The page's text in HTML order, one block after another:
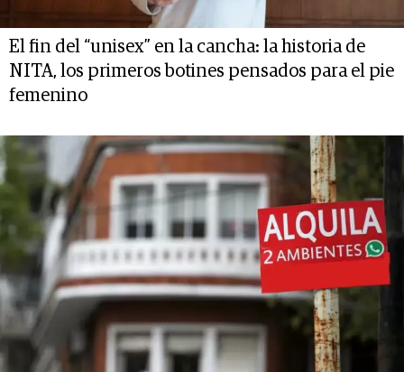
El fin del “unisex” en la cancha: la historia de
NITA, los primeros botines pensados para el pie
femenino